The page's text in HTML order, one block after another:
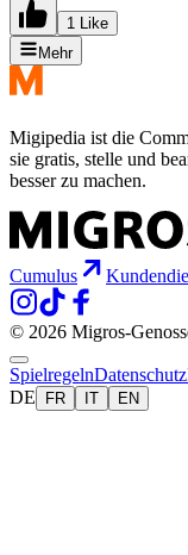
1 Like
Mehr
Migipedia ist die
sie gratis, stelle und
besser zu machen.
Cumulus
© 2026 Migros-
SpielregelnDatenschutz
DE
FR IT EN